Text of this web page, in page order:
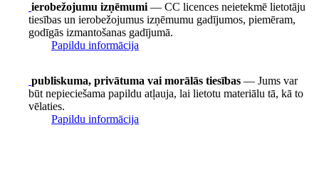
ierobežojumu izņēmumi — CC licences neietekmē lietotāju
tiesības un ierobežojumus izņēmumu gadījumos, piemēram,
godīgās izmantošanas gadījumā.
Papildu informācija
publiskuma, privātuma vai morālās tiesības — Jums var
būt nepieciešama papildu atļauja, lai lietotu materiālu tā, kā to
vēlaties.
Papildu informācija